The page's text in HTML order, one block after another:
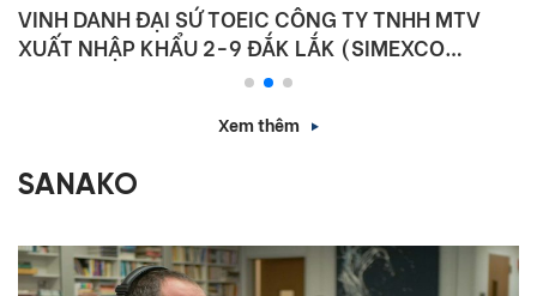
VINH DANH ĐẠI SỨ TOEIC CÔNG TY TNHH MTV
XUẤT NHẬP KHẨU 2-9 ĐẮK LẮK (SIMEXCO
Xem thêm
SANAKO